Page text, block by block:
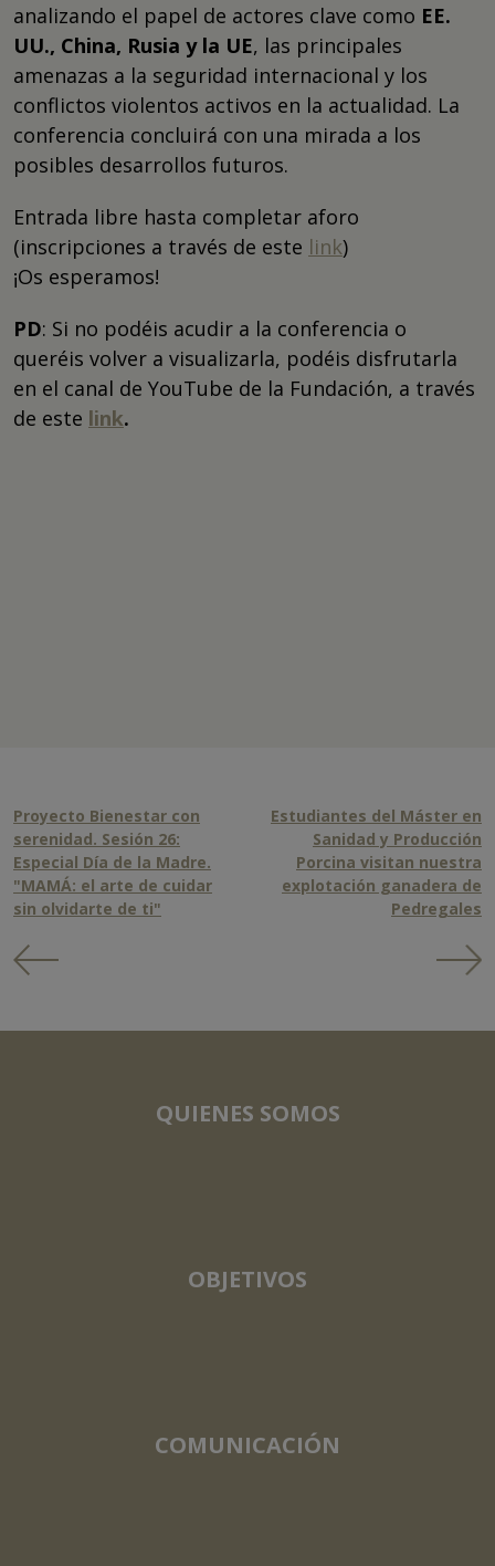
analizando el papel de actores clave como EE.
UU., China, Rusia y la UE, las principales
amenazas a la seguridad internacional y los
conflictos violentos activos en la actualidad. La
conferencia concluirá con una mirada a los
posibles desarrollos futuros.
Entrada libre hasta completar aforo
(inscripciones a través de este link)
¡Os esperamos!
PD: Si no podéis acudir a la conferencia o
queréis volver a visualizarla, podéis disfrutarla
en el canal de YouTube de la Fundación, a través
de este link.
Proyecto Bienestar con
serenidad. Sesión 26:
Especial Día de la Madre.
"MAMÁ: el arte de cuidar
sin olvidarte de ti"
Estudiantes del Máster en
Sanidad y Producción
Porcina visitan nuestra
explotación ganadera de
Pedregales
QUIENES SOMOS
OBJETIVOS
COMUNICACIÓN